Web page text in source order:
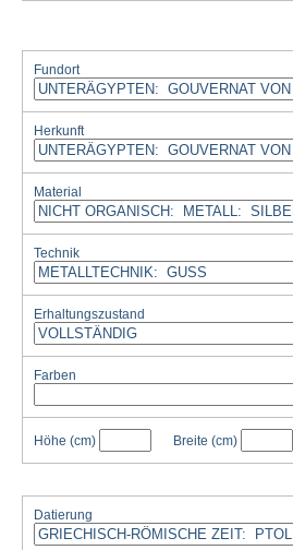
Fundort
Herkunft
Material
Technik
Erhaltungszustand
Farben
Höhe (cm) Breite (cm)
Datierung